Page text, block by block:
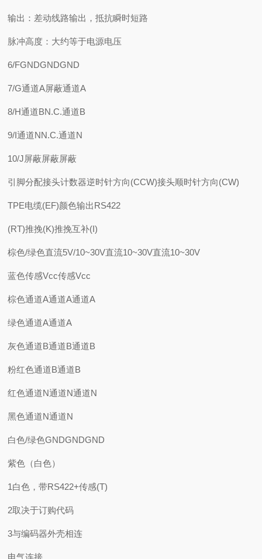
输出：差动线路输出，抵抗瞬时短路
脉冲高度：大约等于电源电压
6/FGNDGNDGND
7/G通道A屏蔽通道A
8/H通道BN.C.通道B
9/I通道NN.C.通道N
10/J屏蔽屏蔽屏蔽
引脚分配接头计数器逆时针方向(CCW)接头顺时针方向(CW)
TPE电缆(EF)颜色输出RS422
(RT)推挽(K)推挽互补(I)
棕色/绿色直流5V/10~30V直流10~30V直流10~30V
蓝色传感Vcc传感Vcc
棕色通道A通道A通道A
绿色通道A通道A
灰色通道B通道B通道B
粉红色通道B通道B
红色通道N通道N通道N
黑色通道N通道N
白色/绿色GNDGNDGND
紫色（白色）
1白色，带RS422+传感(T)
2取决于订购代码
3与编码器外壳相连
电气连接